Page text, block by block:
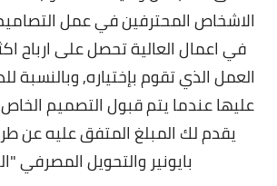
الاشخاص المحترفين في عمل
في اعمال العالية تحصل على ارباح
العمل الذي تقوم بإختياره,
عليها عندما يتم قبول التصميم
يقدم لك المبلغ المتفق عليه عن
بايونير والتحويل المصرفي